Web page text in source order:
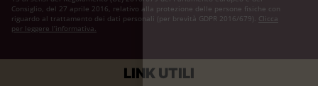
Consiglio, del 27 aprile 2016, relativo alla protezione delle persone fisiche con
riguardo al trattamento dei dati personali (per brevità GDPR 2016/679). Clicca
per leggere l’informativa.
LINK UTILI